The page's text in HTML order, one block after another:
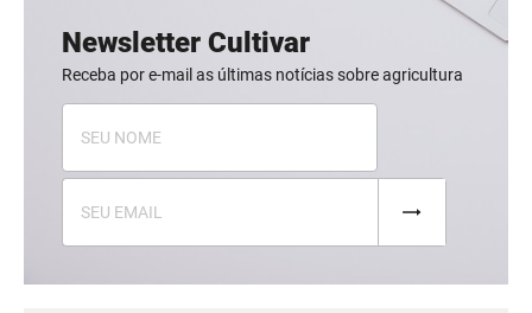
Newsletter Cultivar
Receba por e-mail as últimas notícias sobre agricultura